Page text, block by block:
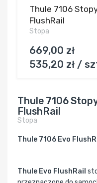
Thule 7106
FlushRail
Stopa
669,00 zł
535,20 zł /
Thule 7106
FlushRail
Stopa
Thule 7106 Evo
Thule Evo FlushRail